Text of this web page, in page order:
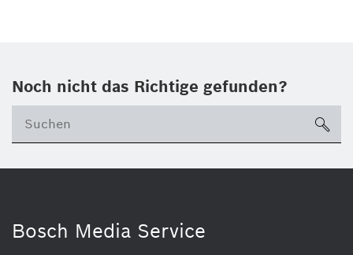
Noch nicht das Richtige gefunden?
Bosch Media Service